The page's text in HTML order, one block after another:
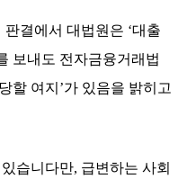
판결에서 대법원은 ‘대출
보내도 전자금융거래법
할 여지 ’가 있음을 밝히고
습니다만, 급변하는 사회